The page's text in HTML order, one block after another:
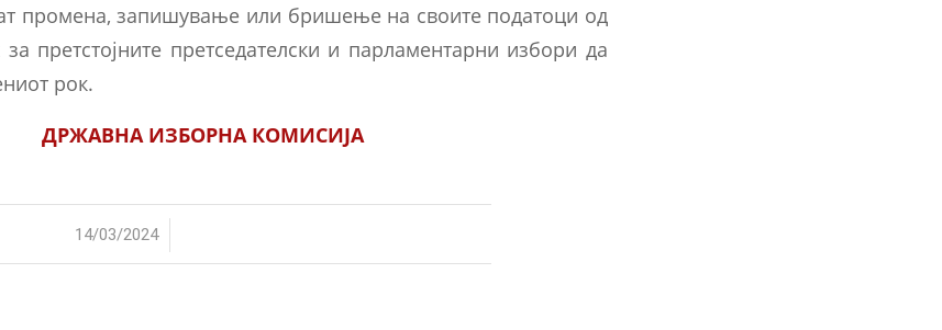
промена, запишување или бришење на своите податоци од
претстојните претседателски и парламентарни избори да
рок.
ДРЖАВНА ИЗБОРНА КОМИСИЈА
14/03/2024
/